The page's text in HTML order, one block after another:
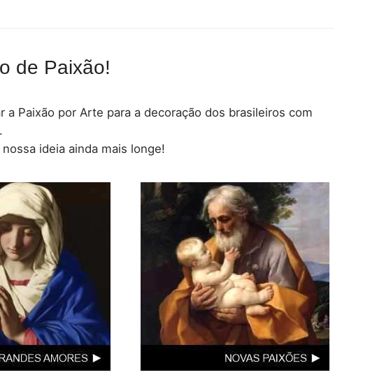
de Paixão!
Paixão por Arte para a decoração dos brasileiros com
ideia ainda mais longe!